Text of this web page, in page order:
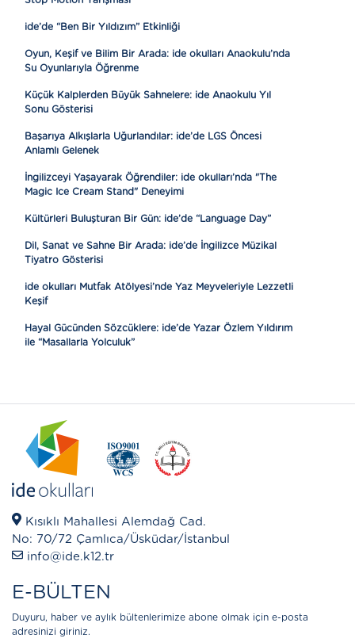
ide’de “Ben Bir Yıldızım” Etkinliği
Oyun, Keşif ve Bilim Bir Arada: ide okulları Anaokulu’nda
Su Oyunlarıyla Öğrenme
Küçük Kalplerden Büyük Sahnelere: ide Anaokulu Yıl
Sonu Gösterisi
Başarıya Alkışlarla Uğurlandılar: ide’de LGS Öncesi
Anlamlı Gelenek
İngilizceyi Yaşayarak Öğrendiler: ide okulları’nda "The
Magic Ice Cream Stand" Deneyimi
Kültürleri Buluşturan Bir Gün: ide’de “Language Day”
Dil, Sanat ve Sahne Bir Arada: ide’de İngilizce Müzikal
Tiyatro Gösterisi
ide okulları Mutfak Atölyesi’nde Yaz Meyveleriyle Lezzetli
Keşif
Hayal Gücünden Sözcüklere: ide’de Yazar Özlem Yıldırım
ile “Masallarla Yolculuk”
Kısıklı Mahallesi Alemdağ Cad.
No: 70/72 Çamlıca/Üsküdar/İstanbul
info@ide.k12.tr
E-BÜLTEN
Duyuru, haber ve aylık bültenlerimize abone olmak için e-posta
adresinizi giriniz.